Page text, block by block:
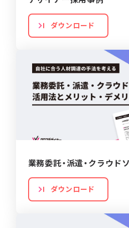
ダウンロード
業務委託・派遣・クラウド
ダウンロード